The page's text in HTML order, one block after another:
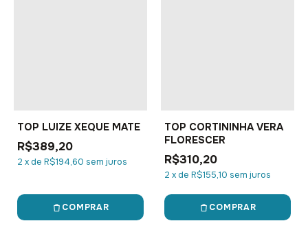
TOP LUIZE XEQUE MATE
R$389,20
2 xde R$194,60 sem juros
COMPRAR
TOP CORTININHA VERA
FLORESCER
R$310,20
2 xde R$155,10 sem juros
COMPRAR